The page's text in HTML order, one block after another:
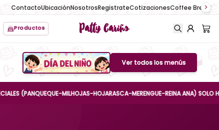
ContactoUbicaciónNosotrosRegistrateCotizacionesCoffee Break
Productos Patty Cariño
Boton de menu
Ver todos los menús
(PANQUEQUE-MILHOJAS-HOJARASCA-MERENGUE-REINA ANA) SOLO HASTA